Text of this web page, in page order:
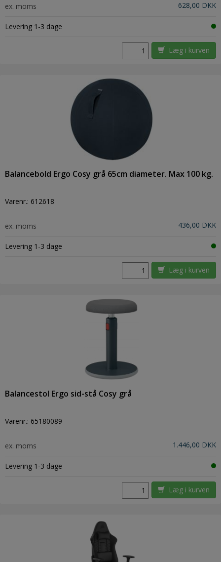
ex. moms 628,00 DKK
Levering 1-3 dage
Læg i kurven
Balancebold Ergo Cosy grå 65cm diameter. Max 100 kg.
Varenr.: 612618
ex. moms 436,00 DKK
Levering 1-3 dage
Læg i kurven
Balancestol Ergo sid-stå Cosy grå
Varenr.: 65180089
ex. moms 1.446,00 DKK
Levering 1-3 dage
Læg i kurven